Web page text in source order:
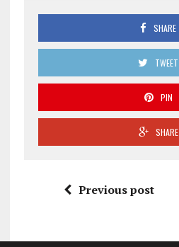
SHARE
TWEET
PIN
SHARE
Previous post